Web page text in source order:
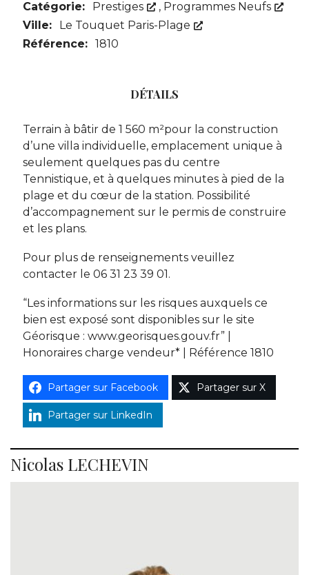
Catégorie:
Prestiges , Programmes Neufs
Ville:
Le Touquet Paris-Plage
Référence: 1810
DÉTAILS
Terrain à bâtir de 1 560 m²pour la construction
d’une villa individuelle, emplacement unique à
seulement quelques pas du centre
Tennistique, et à quelques minutes à pied de la
plage et du cœur de la station. Possibilité
d’accompagnement sur le permis de construire
et les plans.
Pour plus de renseignements veuillez
contacter le 06 31 23 39 01.
“Les informations sur les risques auxquels ce
bien est exposé sont disponibles sur le site
Géorisque : www.georisques.gouv.fr” |
Honoraires charge vendeur* |
Référence 1810
Partager sur Facebook Partager sur X
Partager sur LinkedIn
Nicolas LECHEVIN